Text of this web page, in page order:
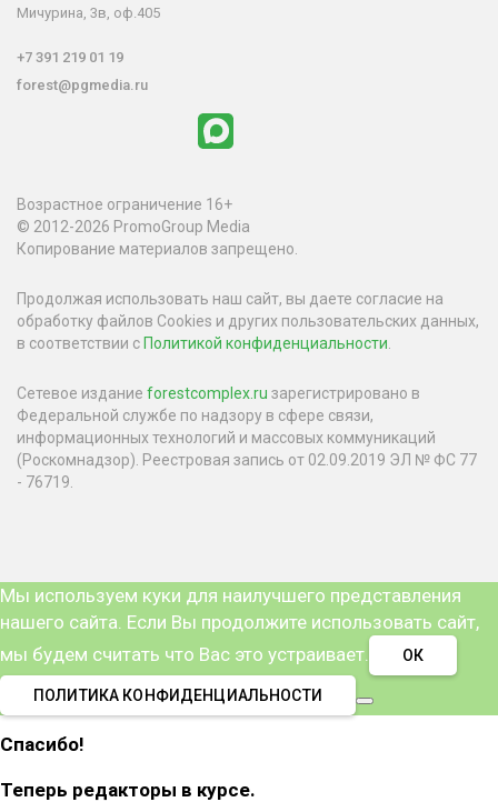
Мичурина, 3в, оф.405
+7 391 219 01 19
forest@pgmedia.ru
Возрастное ограничение 16+
© 2012-2026 PromoGroup Media
Копирование материалов запрещено.
Продолжая использовать наш сайт, вы даете согласие на
обработку файлов Cookies и других пользовательских данных,
в соответствии сПолитикой конфиденциальности
Сетевое издание forestcomplex.ru зарегистрировано в
Федеральной службе по надзору в сфере связи,
информационных технологий и массовых коммуникаций
(Роскомнадзор). Реестровая запись от 02.09.2019 ЭЛ № ФС 77
- 76719.
Мы используем куки для наилучшего представления
нашего сайта. Если Вы продолжите использовать сайт,
мы будем считать что Вас это устраивает.
ОК
ПОЛИТИКА КОНФИДЕНЦИАЛЬНОСТИ
Спасибо!
Теперь редакторы в курсе.